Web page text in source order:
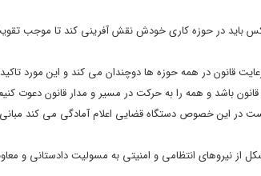
کس باید در حوزه کاری خودش نقش آفرینی کند تا موجب
قانون در همه حوزه ها دوچندان می کند و این مورد
باشد و همه را به حرکت در مسیر و مدار قانون دعوت
در این خصوص دستگاه قضایی اعلام آمادگی می کند
نیروهای انتظامی و امنیتی به مسولیت دادستانی و